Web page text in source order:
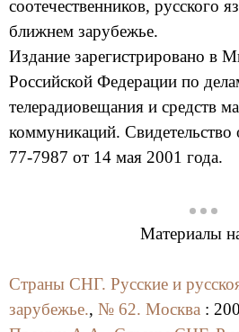
соотечественников, русского
ближнем зарубежье.
Издание зарегистрировано в
Российской Федерации по
телерадиовещания и средств
коммуникаций.
77-7987 от 14 мая 2001 года.
Материалы
Страны СНГ. Русские и
зарубежье., № 62. Москва :